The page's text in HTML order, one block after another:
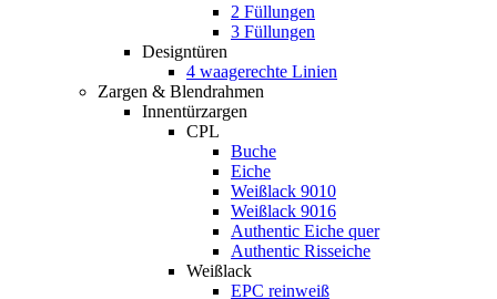
2 Füllungen
3 Füllungen
Designtüren
4 waagerechte Linien
Zargen & Blendrahmen
Innentürzargen
CPL
Buche
Eiche
Weißlack 9010
Weißlack 9016
Authentic Eiche quer
Authentic Risseiche
Weißlack
EPC reinweiß